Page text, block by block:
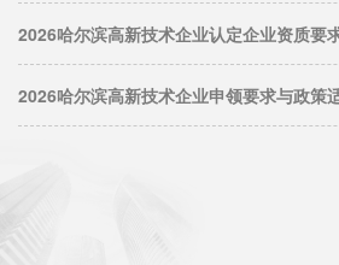
2026哈尔滨高新技术企业认定企业资质要
2026哈尔滨高新技术企业申领要求与政策